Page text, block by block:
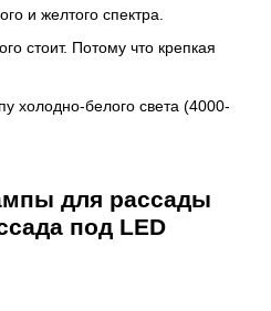
и желтого спектра.
стоит. Потому что крепкая
холодно-белого света (4000-